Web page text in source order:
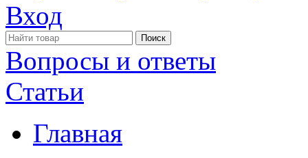
Вход
Вопросы и ответы
Статьи
Главная